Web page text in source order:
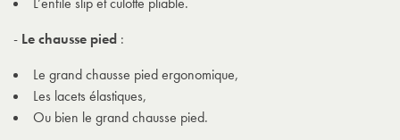
- Lechausse pied :
Le grand chausse pied ergonomique,
Les lacets élastiques,
Ou bien le grand chausse pied.